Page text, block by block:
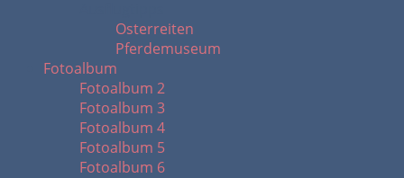
Osterreiten
Pferdemuseum
Fotoalbum
Fotoalbum 2
Fotoalbum 3
Fotoalbum 4
Fotoalbum 5
Fotoalbum 6